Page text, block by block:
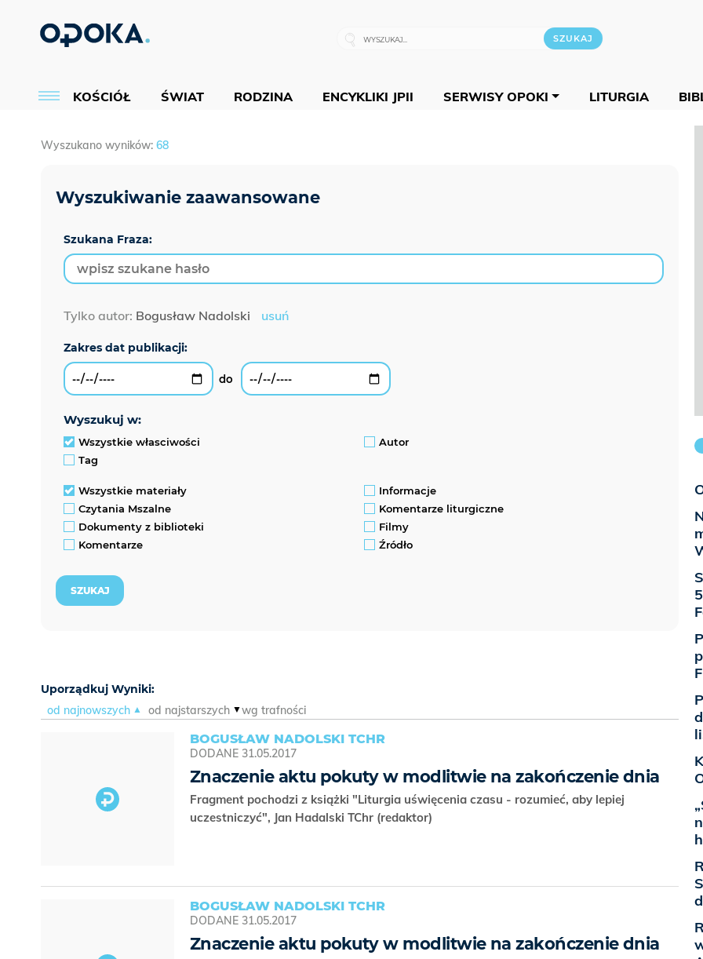
KOŚCIÓŁ ŚWIAT RODZINA ENCYKLIKI JPII SERWISY OPOKI LITURGIA
Wyszukano wyników: 68
Szukana Fraza:
Tylko autor: Bogusław Nadolski usuń
wyszukuj w:
Wszystkie własciwości
Autor
Tag
Wszystkie materiały
Informacje
Czytania Mszalne
Komentarze liturgiczne
Dokumenty z biblioteki
Filmy
Komentarze
Źródło
Uporządkuj Wyniki:
od najnowszych
od najstarszych wg trafności
BOGUSŁAW NADOLSKI TCHR
DODANE 31.05.2017
Znaczenie aktu pokuty w modlitwie na zakończenie dnia
Fragment pochodzi z książki "Liturgia uświęcenia czasu - rozumieć, aby lepiej
uczestniczyć", Jan Hadalski TChr (redaktor)
BOGUSŁAW NADOLSKI TCHR
DODANE 31.05.2017
Znaczenie aktu pokuty w modlitwie na zakończenie dnia